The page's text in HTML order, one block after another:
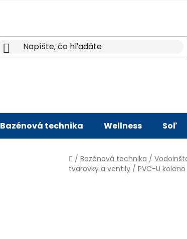
Bazénová technika Wellness Soľ
Domov
/ Bazénová technika /
tvarovky a ventily / PVC-U koleno